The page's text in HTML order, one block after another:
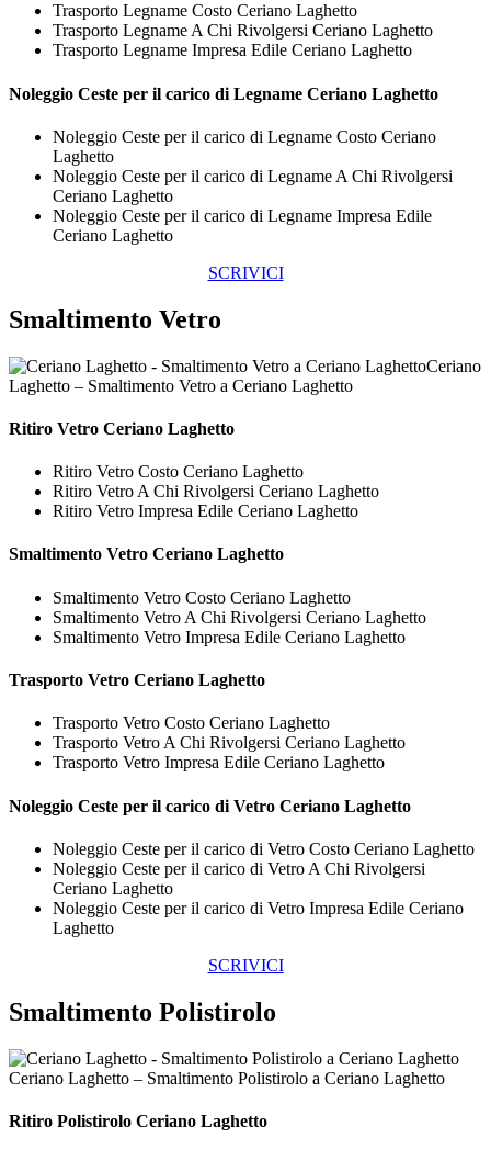
Trasporto Legname Costo Ceriano Laghetto
Trasporto Legname A Chi Rivolgersi Ceriano Laghetto
Trasporto Legname Impresa Edile Ceriano Laghetto
Noleggio Ceste per il carico di Legname Ceriano Laghetto
Noleggio Ceste per il carico di Legname Costo Ceriano
Laghetto
Noleggio Ceste per il carico di Legname A Chi Rivolgersi
Ceriano Laghetto
Noleggio Ceste per il carico di Legname Impresa Edile
Ceriano Laghetto
SCRIVICI
Smaltimento Vetro
Ceriano
Laghetto – Smaltimento Vetro a Ceriano Laghetto
Ritiro Vetro Ceriano Laghetto
Ritiro Vetro Costo Ceriano Laghetto
Ritiro Vetro A Chi Rivolgersi Ceriano Laghetto
Ritiro Vetro Impresa Edile Ceriano Laghetto
Smaltimento Vetro Ceriano Laghetto
Smaltimento Vetro Costo Ceriano Laghetto
Smaltimento Vetro A Chi Rivolgersi Ceriano Laghetto
Smaltimento Vetro Impresa Edile Ceriano Laghetto
Trasporto Vetro Ceriano Laghetto
Trasporto Vetro Costo Ceriano Laghetto
Trasporto Vetro A Chi Rivolgersi Ceriano Laghetto
Trasporto Vetro Impresa Edile Ceriano Laghetto
Noleggio Ceste per il carico di Vetro Ceriano Laghetto
Noleggio Ceste per il carico di Vetro Costo Ceriano Laghetto
Noleggio Ceste per il carico di Vetro A Chi Rivolgersi
Ceriano Laghetto
Noleggio Ceste per il carico di Vetro Impresa Edile Ceriano
Laghetto
SCRIVICI
Smaltimento Polistirolo
Ceriano Laghetto – Smaltimento Polistirolo a Ceriano Laghetto
Ritiro Polistirolo Ceriano Laghetto